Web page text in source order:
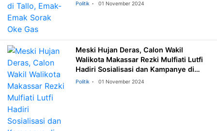
Politik 01 November 2024
Meski Hujan Deras, Calon Wakil
Walikota Makassar Rezki Mulfiati Lutfi
Hadiri Sosialisasi dan Kampanye di
Birka
Politik 01 November 2024